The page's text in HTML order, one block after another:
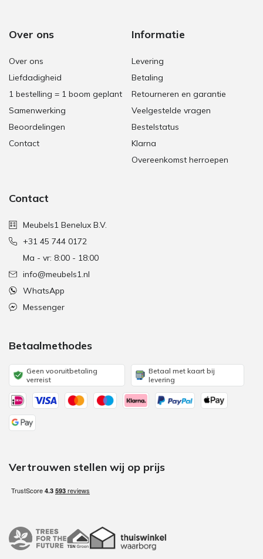
Over ons
Over ons
Liefdadigheid
1 bestelling = 1 boom geplant
Samenwerking
Beoordelingen
Contact
Informatie
Levering
Betaling
Retourneren en garantie
Veelgestelde vragen
Bestelstatus
Klarna
Overeenkomst herroepen
Contact
Meubels1 Benelux B.V.
+31 45 744 0172
Ma - vr: 8:00 - 18:00
info@meubels1.nl
WhatsApp
Messenger
Betaalmethodes
Geen vooruitbetaling
verreist
Betaal met kaart bij
levering
Vertrouwen stellen wij op prijs